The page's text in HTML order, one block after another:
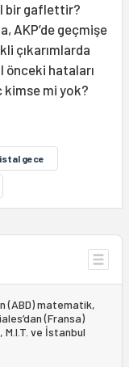
bir gaflettir?
AKP’de geçmişe
çıkarımlarda
önceki hataları
mi yok?
gece
(ABD) matematik,
(Fransa)
ve İstanbul